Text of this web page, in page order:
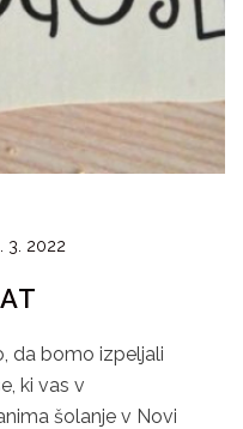
3. 2022
da bomo izpeljali
ki vas v
šolanje v Novi